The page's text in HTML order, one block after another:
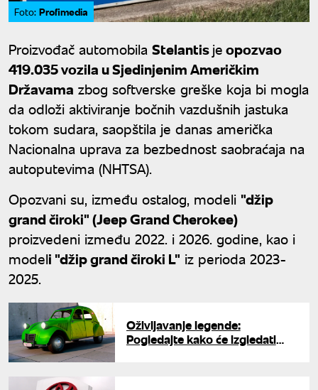
Foto: Profimedia
Proizvođač automobila Stelantisjeopozvao
419.035 vozila u Sjedinjenim Američkim
Državama zbog softverske greške koja bi mogla
da odloži aktiviranje bočnih vazdušnih jastuka
tokom sudara, saopštila je danas američka
Nacionalna uprava za bezbednost saobraćaja na
autoputevima (NHTSA).
Opozvani su, između ostalog, modeli "džip
grand čiroki" (Jeep Grand Cherokee)
proizvedeni između 2022. i 2026. godine, kao i
modeli "džip grand čiroki L" iz perioda 2023-
2025.
Oživljavanje legende:
Pogledajte kako će izgledati